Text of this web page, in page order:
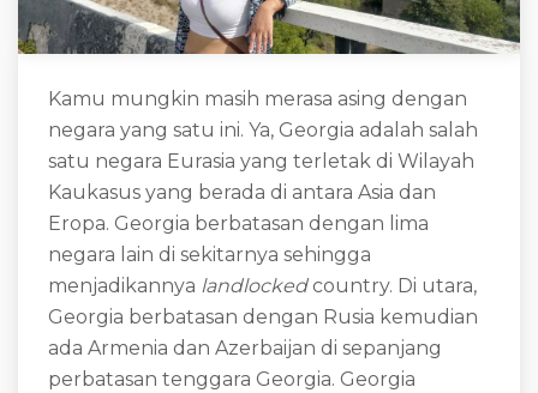
Kamu mungkin masih merasa asing dengan
negara yang satu ini. Ya, Georgia adalah salah
satu negara Eurasia yang terletak di Wilayah
Kaukasus yang berada di antara Asia dan
Eropa. Georgia berbatasan dengan lima
negara lain di sekitarnya sehingga
menjadikannya landlockedcountry. Di utara,
Georgia berbatasan dengan Rusia kemudian
ada Armenia dan Azerbaijan di sepanjang
perbatasan tenggara Georgia. Georgia